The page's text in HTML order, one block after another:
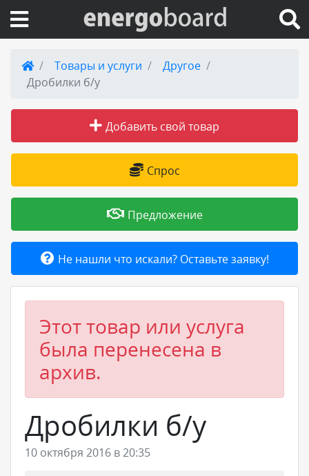
Вход на сайт
Публикации
Товары и услуги
Добавить товар или услугу
Товары и услуги
Другое
Дробилки б/у
Добавить свой товар
Спрос
Предложение
Не нашли что искали? Оставьте заявку!
Этот товар или услуга
была перенесена в
архив.
Дробилки б/у
10 октября 2016 в 20:35